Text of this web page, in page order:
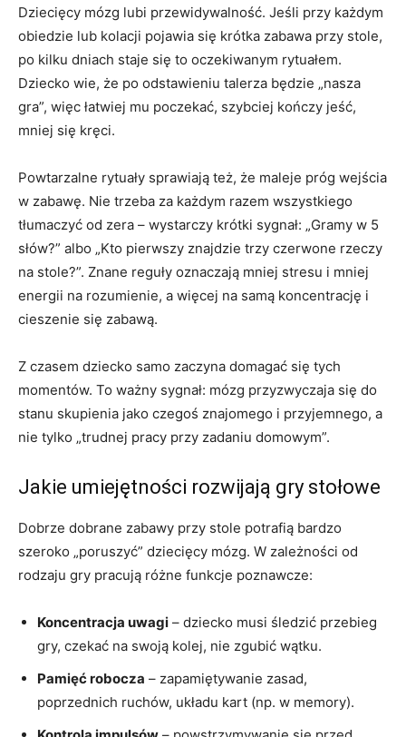
Dziecięcy mózg lubi przewidywalność. Jeśli przy każdym
obiedzie lub kolacji pojawia się krótka zabawa przy stole,
po kilku dniach staje się to oczekiwanym rytuałem.
Dziecko wie, że po odstawieniu talerza będzie „nasza
gra”, więc łatwiej mu poczekać, szybciej kończy jeść,
mniej się kręci.
Powtarzalne rytuały sprawiają też, że maleje próg wejścia
w zabawę. Nie trzeba za każdym razem wszystkiego
tłumaczyć od zera – wystarczy krótki sygnał: „Gramy w 5
słów?” albo „Kto pierwszy znajdzie trzy czerwone rzeczy
na stole?”. Znane reguły oznaczają mniej stresu i mniej
energii na rozumienie, a więcej na samą koncentrację i
cieszenie się zabawą.
Z czasem dziecko samo zaczyna domagać się tych
momentów. To ważny sygnał: mózg przyzwyczaja się do
stanu skupienia jako czegoś znajomego i przyjemnego, a
nie tylko „trudnej pracy przy zadaniu domowym”.
Jakie umiejętności rozwijają gry stołowe
Dobrze dobrane zabawy przy stole potrafią bardzo
szeroko „poruszyć” dziecięcy mózg. W zależności od
rodzaju gry pracują różne funkcje poznawcze:
Koncentracja uwagi – dziecko musi śledzić przebieg
gry, czekać na swoją kolej, nie zgubić wątku.
Pamięć robocza – zapamiętywanie zasad,
poprzednich ruchów, układu kart (np. w memory).